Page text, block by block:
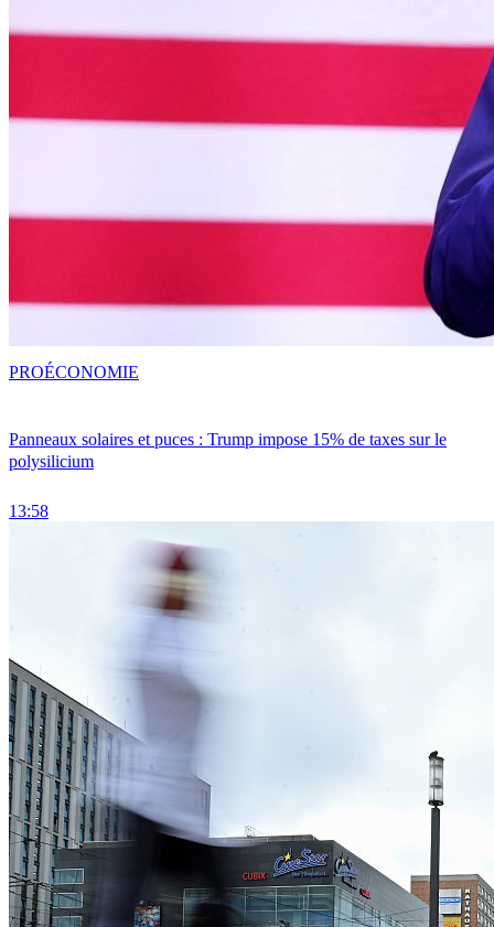
Panneaux solaires et puces : Trump impose 15% de taxes sur le
polysilicium
13:58
PROÉCONOMIE